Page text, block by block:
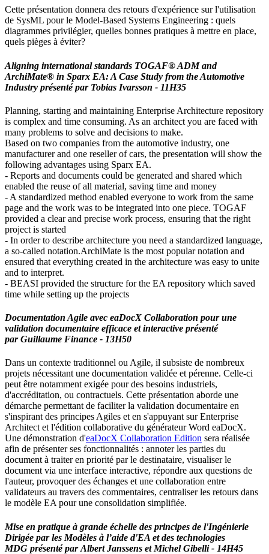
Cette présentation donnera des retours d'expérience sur l'utilisation
de SysML pour le Model-Based Systems Engineering : quels
diagrammes privilégier, quelles bonnes pratiques à mettre en place,
quels pièges à éviter?
Aligning international standards TOGAF® ADM and
ArchiMate® in Sparx EA: A Case Study from the Automotive
Industry présenté parTobias Ivarsson - 11H35
Planning, starting and maintaining Enterprise Architecture repository
is complex and time consuming. As an architect you are faced with
many problems to solve and decisions to make.
Based on two companies from the automotive industry, one
manufacturer and one reseller of cars, the presentation will show the
following advantages using Sparx EA.
- Reports and documents could be generated and shared which
enabled the reuse of all material, saving time and money
- A standardized method enabled everyone to work from the same
page and the work was to be integrated into one piece. TOGAF
provided a clear and precise work process, ensuring that the right
project is started
- In order to describe architecture you need a standardized language,
a so-called notation.ArchiMate is the most popular notation and
ensured that everything created in the architecture was easy to unite
and to interpret.
- BEASI provided the structure for the EA repository which saved
time while setting up the projects
Documentation Agile avec eaDocX Collaboration pour une
validation documentaire efficace et interactive présenté
parGuillaume Finance - 13H50
Dans un contexte traditionnel ou Agile, il subsiste de nombreux
projets nécessitant une documentation validée et pérenne. Celle-ci
peut être notamment exigée pour des besoins industriels,
d'accréditation, ou contractuels. Cette présentation aborde une
démarche permettant de faciliter la validation documentaire en
s'inspirant des principes Agiles et en s'appuyant sur Enterprise
Architect et l'édition collaborative du générateur Word eaDocX.
Une démonstration d'eaDocX Collaboration Edition sera réalisée
afin de présenter ses fonctionnalités : annoter les parties du
document à traiter en priorité par le destinataire, visualiser le
document via une interface interactive, répondre aux questions de
l'auteur, provoquer des échanges et une collaboration entre
validateurs au travers des commentaires, centraliser les retours dans
le modèle EA pour une consolidation simplifiée.
Mise en pratique à grande échelle des principes de l'Ingénierie
Dirigée par les Modèles à l’aide d'EA et des technologies
MDG présenté parAlbert Janssens et Michel Gibelli - 14H45